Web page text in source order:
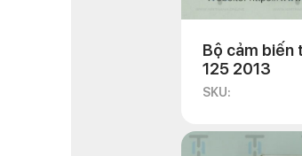
Bộ cảm biến
125 2013
SKU: